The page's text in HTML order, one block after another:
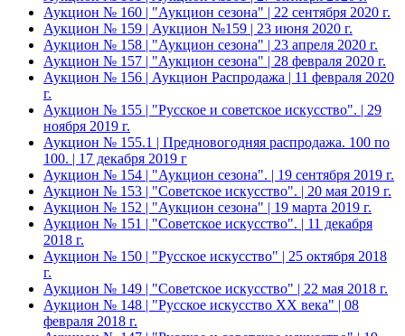
Аукцион № 160 | "Аукцион сезона" | 22 сентября 2020 г.
Аукцион № 159 | Аукцион №159 | 23 июня 2020 г.
Аукцион № 158 | "Аукцион сезона" | 23 апреля 2020 г.
Аукцион № 157 | "Аукцион сезона" | 28 февраля 2020 г.
Аукцион № 156 | Аукцион Распродажа | 11 февраля 2020
г.
Аукцион № 155 | "Русское и советское искусство". | 29
ноября 2019 г.
Аукцион № 155.1 | Предновогодняя распродажа. 100 по
100. | 17 декабря 2019 г
Аукцион № 154 | "Аукцион сезона". | 19 сентября 2019 г.
Аукцион № 153 | "Советское искусство". | 20 мая 2019 г.
Аукцион № 152 | "Аукцион сезона" | 19 марта 2019 г.
Аукцион № 151 | "Советское искусство". | 11 декабря
2018 г.
Аукцион № 150 | "Русское искусство" | 25 октября 2018
г.
Аукцион № 149 | "Советское искусство" | 22 мая 2018 г.
Аукцион № 148 | "Русское искусство ХХ века" | 08
февраля 2018 г.